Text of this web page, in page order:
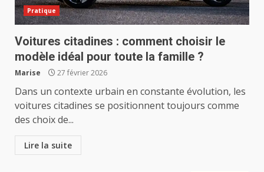
Pratique
Voitures citadines : comment choisir le
modèle idéal pour toute la famille ?
Marise 27 février 2026
Dans un contexte urbain en constante évolution, les
voitures citadines se positionnent toujours comme
des choix de...
Lire la suite